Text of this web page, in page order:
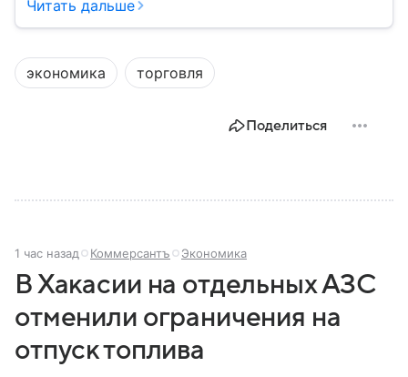
промышленностью, богатым историческим
наследием, многонациональным населением и
столицей — Казанью. Собрали все самое главное.
Читать дальше
экономика торговля
Поделиться
1 час назад Коммерсантъ Экономика
В Хакасии на отдельных АЗС
отменили ограничения на
отпуск топлива